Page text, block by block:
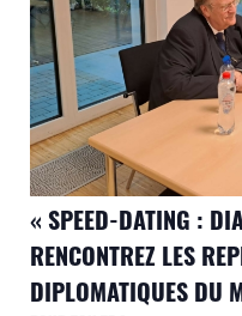
« SPEED-DATING :
RENCONTREZ LES
DIPLOMATIQUES DU